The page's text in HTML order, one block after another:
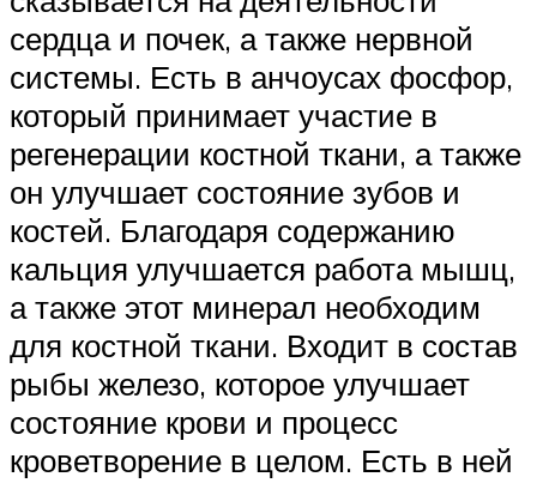
сердца и почек, а также нервной
системы. Есть в анчоусах фосфор,
который принимает участие в
регенерации костной ткани, а также
он улучшает состояние зубов и
костей. Благодаря содержанию
кальция улучшается работа мышц,
а также этот минерал необходим
для костной ткани. Входит в состав
рыбы железо, которое улучшает
состояние крови и процесс
кроветворение в целом. Есть в ней